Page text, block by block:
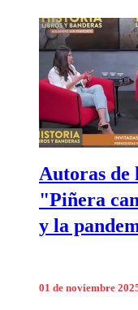
Autoras de
"Piñera
y la
01 de noviembre